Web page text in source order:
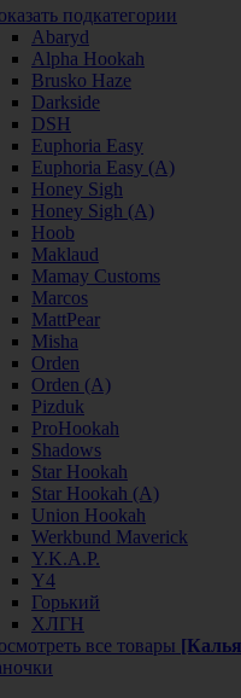
подкатегории
Abaryd
Alpha Hookah
Brusko Haze
Darkside
DSH
Euphoria Easy
Euphoria Easy (А)
Honey Sigh
Honey Sigh (А)
Hoob
Maklaud
Mamay Customs
Marcos
MattPear
Misha
Orden
Orden (А)
Pizduk
ProHookah
Shadows
Star Hookah
Star Hookah (А)
Union Hookah
Werkbund Maverick
Y.K.A.P.
Y4
Горький
ХЛГН
все товары